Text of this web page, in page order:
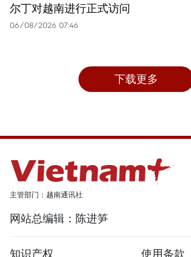
尔丁对越南进行正式访问
06/08/2026 07:46
下载更多
主管部门：越南通讯社
网站总编辑：陈进笋
知识产权 使用条款